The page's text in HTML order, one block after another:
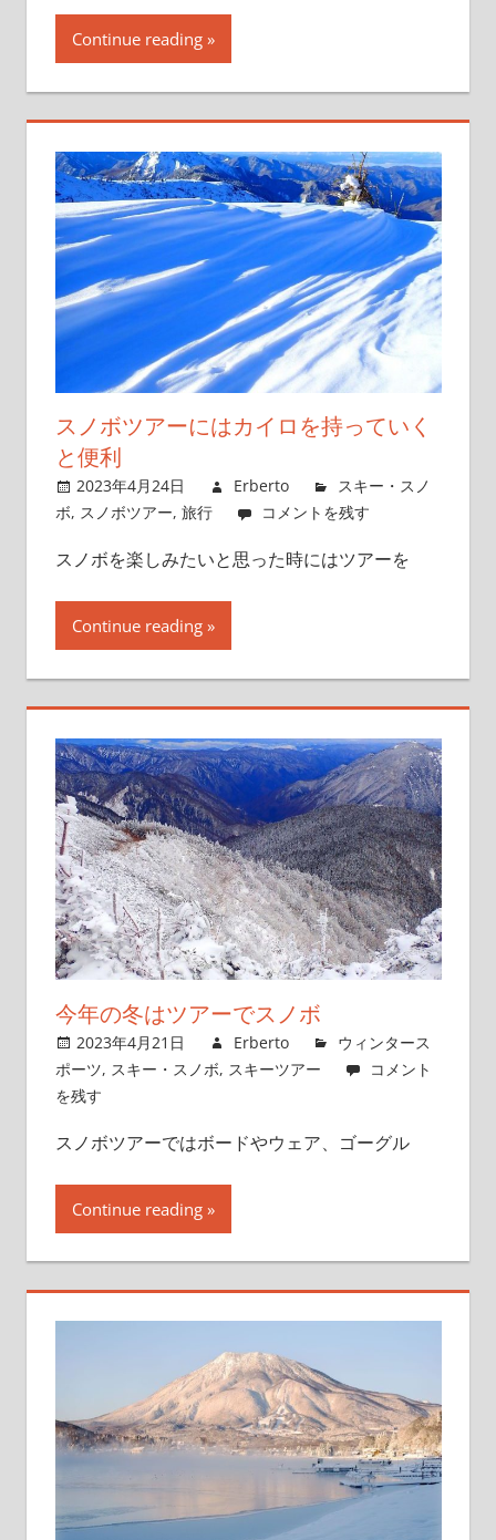
Continue reading
スノボツアーにはカイロを持っていく
と便利
2023年4月24日 Erberto
スキー・スノ
ボ, スノボツアー, 旅行 コメントを残す
スノボを楽しみたいと思った時にはツアーを
Continue reading
今年の冬はツアーでスノボ
2023年4月21日 Erberto
ウィンタース
ポーツ, スキー・スノボ, スキーツアー
コメント
を残す
スノボツアーではボードやウェア、ゴーグル
Continue reading